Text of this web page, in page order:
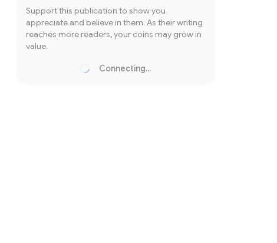
Support this publication to show you
appreciate and believe in them. As their writing
reaches more readers, your coins may grow in
value.
Connecting...